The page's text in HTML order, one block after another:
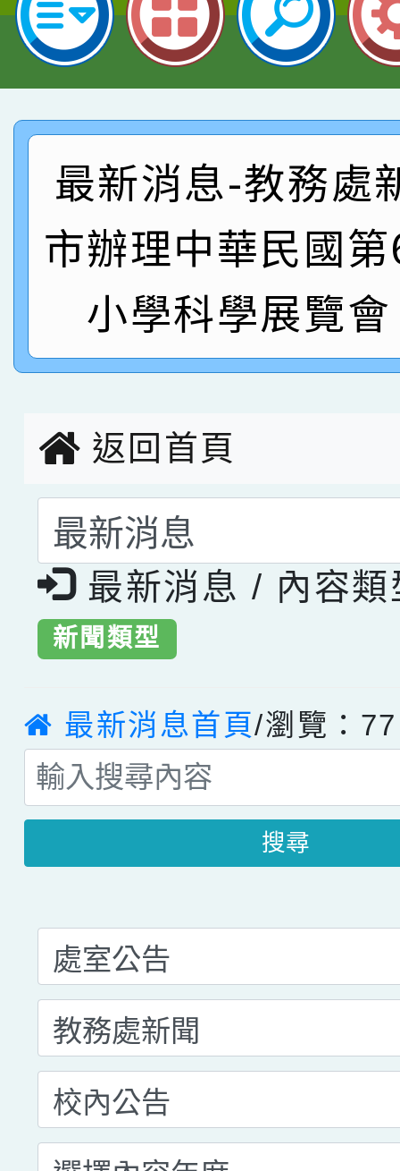
指導老師林老師
賽 劉文瑛教師榮獲教
臺灣台語-第二名
賀！本校參與2026世
市賽榮獲科學小創客佳
創客第三名。
賀！本校參加桃園市中
賽 洪綺君教師榮獲社
名
賀！本校阿巴斯O蜜、
倩參加桃園市科展 國
名 指導老師王老師、
賀！本校四年二班張O
園市英語競賽國小朗讀
指導老師林老師
賀！本校參加桃園市中
賽 劉文瑛教師榮獲教
臺灣台語-第二名
賀！本校參與2026世
市賽榮獲科學小創客佳
最新消息-教務處
市辦理中華民國
小學科學展覽
返回首頁
選擇後頁面內容會更
最新消息 / 內容類
新聞類型
最新消息首頁/瀏覽：77
搜尋